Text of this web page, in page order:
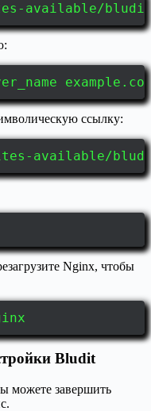
available/
ссылку:
available/
Nginx, чтобы
Bludit
можете завершить